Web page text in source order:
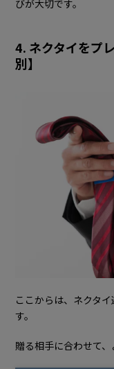
びが大切です。
4. ネクタイをプ
別】
ここからは、ネクタ
す。
贈る相手に合わせて、